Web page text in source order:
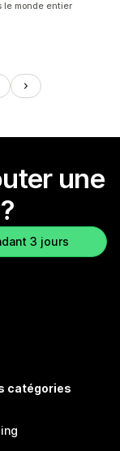
le monde entier
une
3 jours
catégories